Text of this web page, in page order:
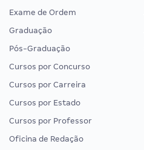
Exame de Ordem
Graduação
Pós-Graduação
Cursos por Concurso
Cursos por Carreira
Cursos por Estado
Cursos por Professor
Oficina de Redação